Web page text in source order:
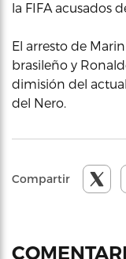
la FIFA acusados
El arresto de
brasileño y
dimisión del
del Nero.
Compartir